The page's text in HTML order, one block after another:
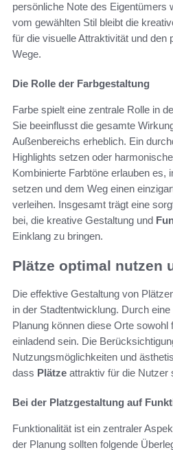
persönliche Note des Eigentümers
vom gewählten Stil bleibt die
für die visuelle Attraktivität und den
Wege.
Die Rolle der Farbgestaltung
Farbe spielt eine zentrale Rolle in
Sie beeinflusst die gesamte
Außenbereichs erheblich. Ein
Highlights setzen oder
Kombinierte Farbtöne erlauben es,
setzen und dem Weg einen
verleihen. Insgesamt trägt eine
bei, die kreative Gestaltung und
Einklang zu bringen.
Plätze optimal nutzen
Die effektive Gestaltung von
in der Stadtentwicklung. Durch
Planung können diese Orte sowohl
einladend sein. Die
Nutzungsmöglichkeiten und
dass Plätze attraktiv für die Nutzer
Bei der Platzgestaltung auf
Funktionalität ist ein zentraler
der Planung sollten folgende